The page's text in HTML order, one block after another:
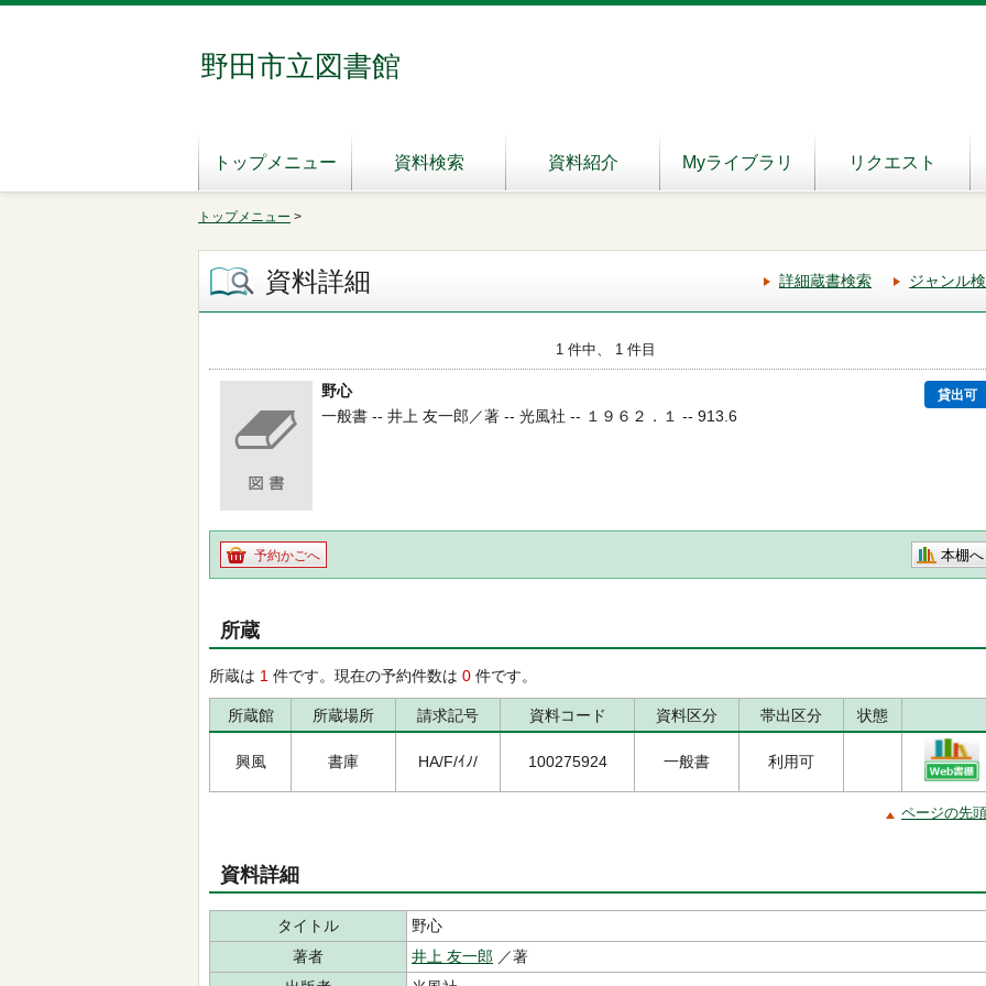
野田市立図書館
トップメニュー 資料検索 資料紹介 Myライブラリ リクエスト
トップメニュー >
資料詳細 詳細蔵書検索 ジャンル
1 件中、 1 件目
野心 貸出可
一般書 -- 井上 友一郎／著 -- 光風社 -- １９６２．１ -- 913.6
予約かごへ 本棚へ
所蔵
所蔵は 1 件です。現在の予約件数は 0 件です。
所蔵館 所蔵場所 請求記号 資料コード 資料区分 帯出区分 状態
興風 書庫 HA/F/ｲﾉ/ 100275924 一般書 利用可
ページの先
資料詳細
タイトル
野心
著者
井上 友一郎 ／著